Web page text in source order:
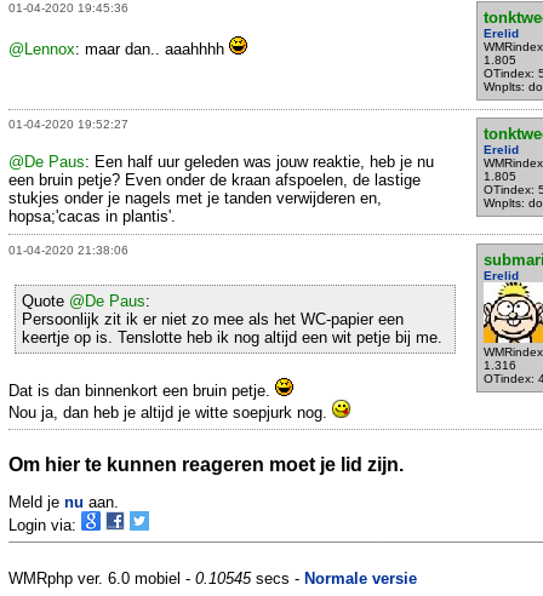
01-04-2020 19:45:36
Erelid
1.805
OTindex:
Wnplts:
@Lennox: maar dan.. aaahhhh
01-04-2020 19:52:27
Erelid
1.805
OTindex:
Wnplts:
@De Paus: Een half uur geleden was jouw reaktie, heb je nu
een bruin petje? Even onder de kraan afspoelen, de lastige
stukjes onder je nagels met je tanden verwijderen en,
hopsa;'cacas in plantis'.
01-04-2020 21:38:06
Erelid
1.316
OTindex:
Quote @De Paus:
Persoonlijk zit ik er niet zo mee als het WC-papier een
keertje op is. Tenslotte heb ik nog altijd een wit petje bij me.
Dat is dan binnenkort een bruin petje.
Nou ja, dan heb je altijd je witte soepjurk nog.
Om hier te kunnen reageren moet je lid zijn.
Meld je nu aan.
Login via:
WMRphp ver. 6.0 mobiel - 0.10545secs - Normale versie